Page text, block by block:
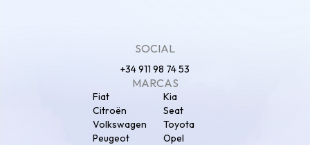
SOCIAL
+34 911 98 74 53
MARCAS
Fiat
Kia
Citroën
Seat
Volkswagen
Toyota
Peugeot
Opel